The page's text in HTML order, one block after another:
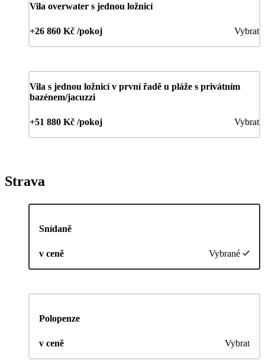
Vila overwater s jednou ložnicí
+26 860 Kč /pokoj Vybrat
Vila s jednou ložnicí v první řadě u pláže s privátním
bazénem/jacuzzi
+51 880 Kč /pokoj Vybrat
Strava
Snídaně
v ceně Vybrané
Polopenze
v ceně Vybrat